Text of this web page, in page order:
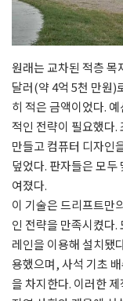
원래는 교차된 적층
달러(약 4억 5천 만원)
히 적은 금액이었다.
적인 전략이 필요했다.
만들고 컴퓨터 디자인
덮었다. 판자들은 모
여졌다.
이 기술은 드리프트만
인 전략을 만족시켰다.
레인을 이용해 설치됐
용했으며, 사석 기초
을 차지한다. 이러한